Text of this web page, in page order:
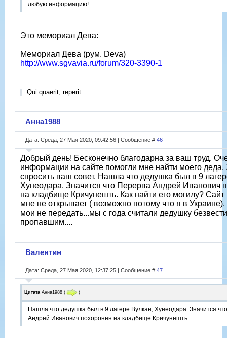
любую информацию!
Это мемориал Дева:
Мемориал Дева (рум. Deva)
http://www.sgvavia.ru/forum/320-3390-1
Qui quaerit, reperit
Анна1988
Дата: Среда, 27 Мая 2020, 09:42:56 | Сообщение # 46
Добрый день! Бесконечно благодарна за ваш труд.
информации на сайте помогли мне найти моего деда.
спросить ваш совет. Нашла что дедушка был в 9
Хунеодара. Значится что Перерва Андрей Иванович
на кладбище Кричунешть. Как найти его могилу?
мне не открывает ( возможно потому что я в
мои не передать...мы с года считали дедушку безвести
пропавшим....
Валентин
Дата: Среда, 27 Мая 2020, 12:37:25 | Сообщение # 47
Цитата Анна1988 ( )
Нашла что дедушка был в 9 лагере Вулкан, Хунеодара. Значится
Андрей Иванович похоронен на кладбище Кричунешть.